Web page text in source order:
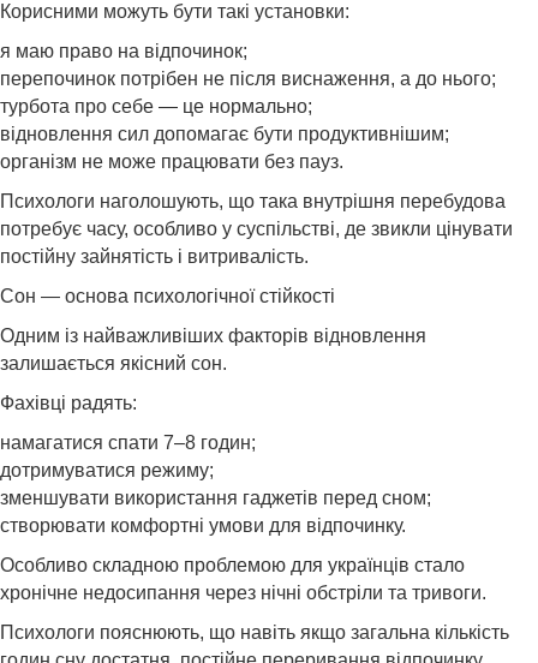
Корисними можуть бути такі установки:
я маю право на відпочинок;
перепочинок потрібен не після виснаження, а до нього;
турбота про себе — це нормально;
відновлення сил допомагає бути продуктивнішим;
організм не може працювати без пауз.
Психологи наголошують, що така внутрішня перебудова
потребує часу, особливо у суспільстві, де звикли цінувати
постійну зайнятість і витривалість.
Сон — основа психологічної стійкості
Одним із найважливіших факторів відновлення
залишається якісний сон.
Фахівці радять:
намагатися спати 7–8 годин;
дотримуватися режиму;
зменшувати використання гаджетів перед сном;
створювати комфортні умови для відпочинку.
Особливо складною проблемою для українців стало
хронічне недосипання через нічні обстріли та тривоги.
Психологи пояснюють, що навіть якщо загальна кількість